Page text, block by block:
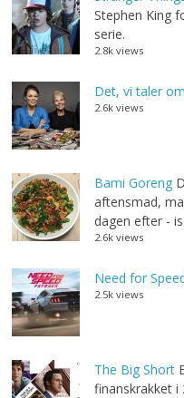
Stephen King
serie.
2.8k views
Det, vi taler om
2.6k views
Bami Goreng
aftensmad,
dagen efter -
2.6k views
Need for
2.5k views
The Big Short
finanskrakket